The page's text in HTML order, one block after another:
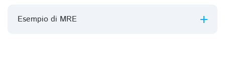
Esempio di MRE